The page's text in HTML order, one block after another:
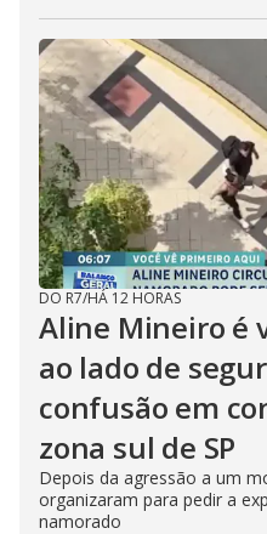
DO R7/HÁ 12 HORAS
Aline Mineiro é
ao lado de
confusão em
zona sul de SP
Depois da agressão a um
organizaram para pedir a
namorado